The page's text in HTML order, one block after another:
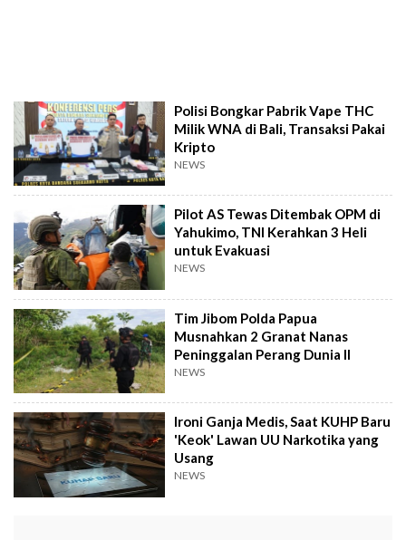
Polisi Bongkar Pabrik Vape THC
Milik WNA di Bali, Transaksi Pakai
Kripto
NEWS
Pilot AS Tewas Ditembak OPM di
Yahukimo, TNI Kerahkan 3 Heli
untuk Evakuasi
NEWS
Tim Jibom Polda Papua
Musnahkan 2 Granat Nanas
Peninggalan Perang Dunia II
NEWS
Ironi Ganja Medis, Saat KUHP Baru
'Keok' Lawan UU Narkotika yang
Usang
NEWS